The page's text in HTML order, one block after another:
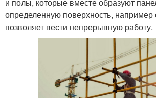
определенную поверхность, например
позволяет вести непрерывную работу.